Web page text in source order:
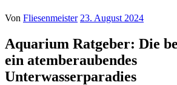
Von Fliesenmeister 23. August 2024
Aquarium Ratgeber: Die
ein atemberaubendes
Unterwasserparadies